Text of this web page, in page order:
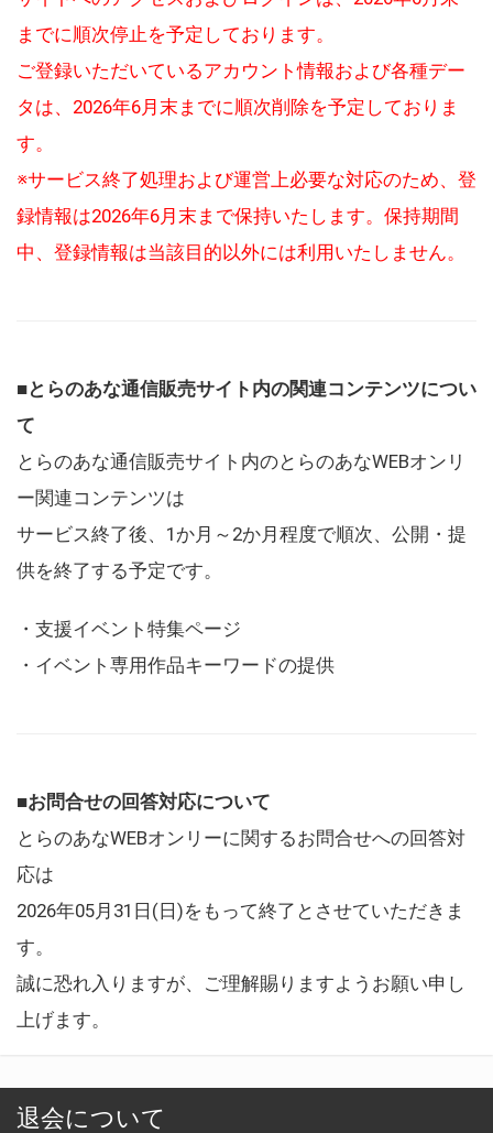
までに順次停止を予定しております。
ご登録いただいているアカウント情報および各種デー
タは、2026年6月末までに順次削除を予定しておりま
す。
※サービス終了処理および運営上必要な対応のため、登
録情報は2026年6月末まで保持いたします。保持期間
中、登録情報は当該目的以外には利用いたしません。
■とらのあな通信販売サイト内の関連コンテンツについ
て
とらのあな通信販売サイト内のとらのあなWEBオンリ
ー関連コンテンツは
サービス終了後、1か月～2か月程度で順次、公開・提
供を終了する予定です。
・支援イベント特集ページ
・イベント専用作品キーワードの提供
■お問合せの回答対応について
とらのあなWEBオンリーに関するお問合せへの回答対
応は
2026年05月31日(日)をもって終了とさせていただきま
す。
誠に恐れ入りますが、ご理解賜りますようお願い申し
上げます。
退会について